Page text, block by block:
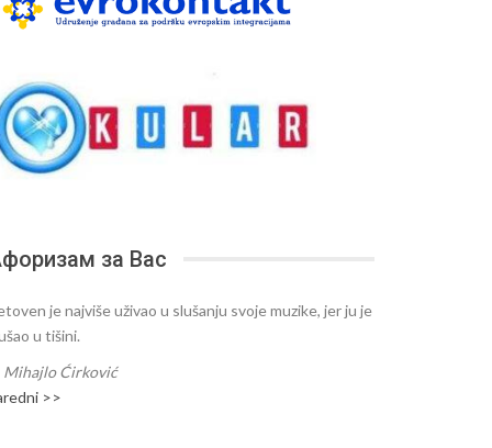
за Вас
je najviše uživao u slušanju svoje muzike, jer ju je
u tišini.
Mihajlo Ćirković
>>